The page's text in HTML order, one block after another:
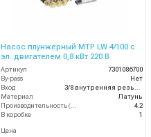
Насос плунжерный MTP LW 4/100 с
эл. двигателем 0,8 кВт 220 В
Артикул
7301086700
By-pass
Нет
Вход
Материал
Латунь
4.2
В коробке
1
Цена